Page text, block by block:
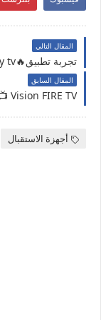
المقال التالي
المقال السابق
أجهزة الاستقبال